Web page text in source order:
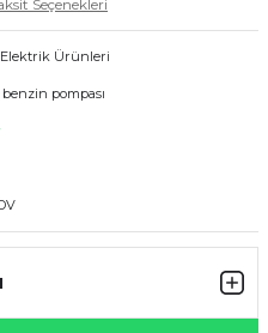
Seçenekleri
Elektrik Ürünleri
pompası